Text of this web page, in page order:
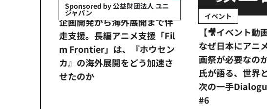
イベント
【🎥イベント動画配信開始】
なぜ日本にアニメーション映
画祭が必要なのか？ 数土直志
氏が語る、世界と戦うための
次の一手Dialogue for BRANC
イベント
【イベント
データ企業
の「真の価
ーミング時
タ」の重